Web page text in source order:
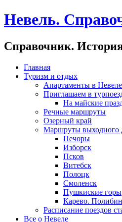
Невель.
Справочник.
Главная
Туризм и отдых
Апартаменты в Невеле
Приглашаем в
На майские
Речные маршруты
Озерный край
Маршруты выходного
Печоры
Изборск
Псков
Витебск
Полоцк
Смоленск
Пушкиские горы
Карево.
Расписание поездов
Все о Невеле